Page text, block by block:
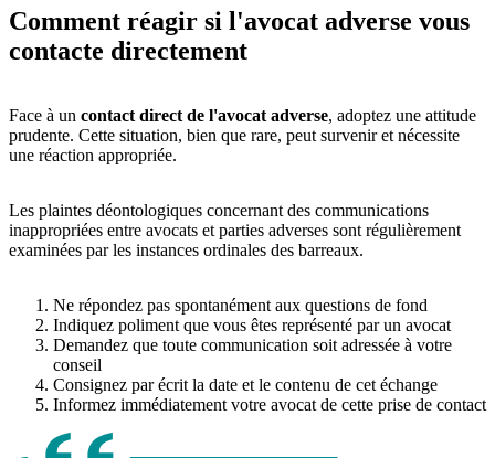
Comment réagir si l'avocat adverse vous
contacte directement
Face à un contact direct de l'avocat adverse, adoptez une attitude
prudente. Cette situation, bien que rare, peut survenir et nécessite
une réaction appropriée.
Les plaintes déontologiques concernant des communications
inappropriées entre avocats et parties adverses sont régulièrement
examinées par les instances ordinales des barreaux.
Ne répondez pas spontanément aux questions de fond
Indiquez poliment que vous êtes représenté par un avocat
Demandez que toute communication soit adressée à votre
conseil
Consignez par écrit la date et le contenu de cet échange
Informez immédiatement votre avocat de cette prise de contact